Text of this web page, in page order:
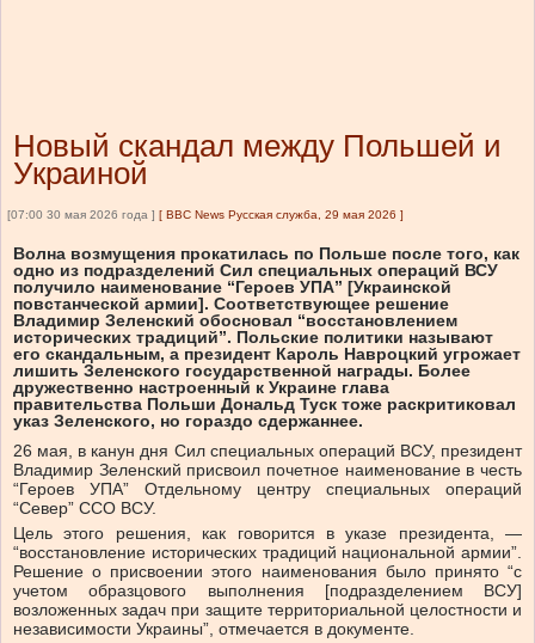
Новый скандал между Польшей и
Украиной
[07:00 30 мая 2026 года ] [ BBC News Русская служба, 29 мая 2026 ]
Волна возмущения прокатилась по Польше после того, как
одно из подразделений Сил специальных операций ВСУ
получило наименование “Героев УПА” [Украинской
повстанческой армии]. Соответствующее решение
Владимир Зеленский обосновал “восстановлением
исторических традиций”. Польские политики называют
его скандальным, а президент Кароль Навроцкий угрожает
лишить Зеленского государственной награды. Более
дружественно настроенный к Украине глава
правительства Польши Дональд Туск тоже раскритиковал
указ Зеленского, но гораздо сдержаннее.
26 мая, в канун дня Сил специальных операций ВСУ, президент
Владимир Зеленский присвоил почетное наименование в честь
“Героев УПА” Отдельному центру специальных операций
“Север” ССО ВСУ.
Цель этого решения, как говорится в указе президента, —
“восстановление исторических традиций национальной армии”.
Решение о присвоении этого наименования было принято “с
учетом образцового выполнения [подразделением ВСУ]
возложенных задач при защите территориальной целостности и
независимости Украины”, отмечается в документе.